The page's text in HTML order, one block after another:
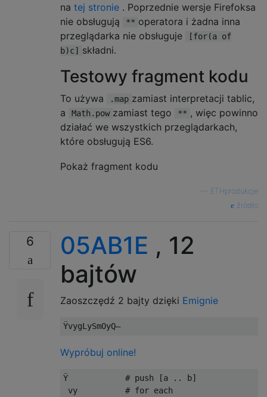
na tej stronie . Poprzednie wersje Firefoksa
nie obsługują
** operatora i żadna inna
przeglądarka nie obsługuje
[for(a of
b)c]
składni.
Testowy fragment kodu
To używa .map zamiast interpretacji tablic,
a
Math.pow zamiast tego ** , więc powinno
działać we wszystkich przeglądarkach,
które obsługują ES6.
Pokaż fragment kodu
ETHprodukcje
źródło
6 05AB1E , 12
bajtów
Zaoszczędź 2 bajty dzięki Emignie
Wypróbuj online!
Ÿ            # push [a .. b]
vy          # for each